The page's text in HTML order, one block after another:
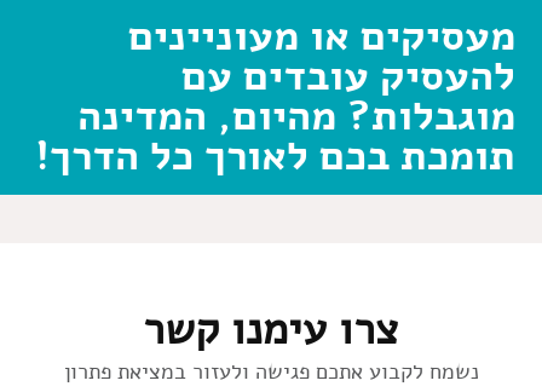
מעסיקים או מעוניינים
להעסיק עובדים עם
מוגבלות? מהיום, המדינה
תומכת בכם לאורך כל הדרך!
צרו עימנו קשר
נשמח לקבוע אתכם פגישה ולעזור במציאת פתרון